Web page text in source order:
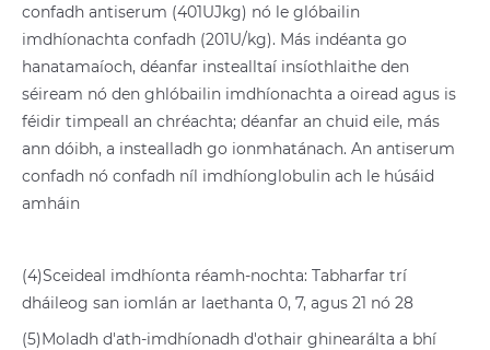
confadh antiserum (401UJkg) nó le glóbailin
imdhíonachta confadh (201U/kg). Más indéanta go
hanatamaíoch, déanfar instealltaí insíothlaithe den
séiream nó den ghlóbailin imdhíonachta a oiread agus is
féidir timpeall an chréachta; déanfar an chuid eile, más
ann dóibh, a instealladh go ionmhatánach. An antiserum
confadh nó confadh níl imdhíonglobulin ach le húsáid
amháin
(4)Sceideal imdhíonta réamh-nochta: Tabharfar trí
dháileog san iomlán ar laethanta 0, 7, agus 21 nó 28
(5)Moladh d'ath-imdhíonadh d'othair ghinearálta a bhí